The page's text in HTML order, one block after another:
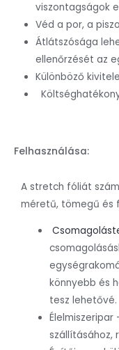
viszontagságok
Véd a por, a
Átlátszósága
ellenőrzését az
Különböző
Felhasználása:
A stretch fóliát
méretű, tömegű és
könnyebb és
tesz lehetővé.
Élelmiszeripar
szállításához,